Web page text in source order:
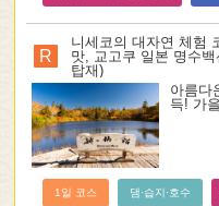
R
니세코의 대자연 체험
맛, 교고쿠 일본 명수
탑재)
아름다
득! 가
1일 코스 댐·습지·호수